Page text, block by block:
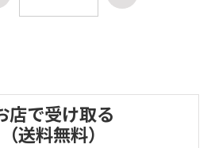
店で受け取る
（送料無料）